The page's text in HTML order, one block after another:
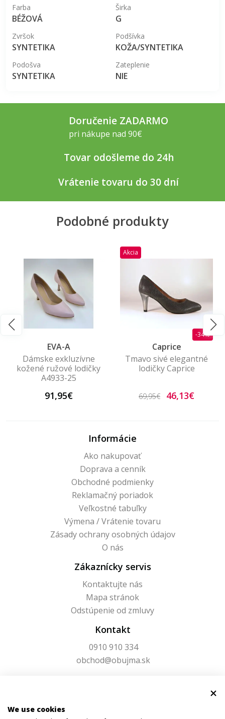
Farba
BÉŽOVÁ
Širka
G
Zvršok
SYNTETIKA
Podšívka
KOŽA/SYNTETIKA
Podošva
SYNTETIKA
Zateplenie
NIE
Doručenie ZADARMO
pri nákupe nad 90€
Tovar odošleme do 24h
Vrátenie tovaru do 30 dní
Podobné produkty
EVA-A
Dámske exkluzívne
kožené ružové lodičky
A4933-25
91,95€
Akcia
-34%
Caprice
Tmavo sivé elegantné
lodičky Caprice
69,95€ 46,13€
Informácie
Ako nakupovať
Doprava a cenník
Obchodné podmienky
Reklamačný poriadok
Veľkostné tabuľky
Výmena / Vrátenie tovaru
Zásady ochrany osobných údajov
O nás
Zákaznícky servis
Kontaktujte nás
Mapa stránok
Odstúpenie od zmluvy
Kontakt
0910 910 334
obchod@obujma.sk
We use cookies